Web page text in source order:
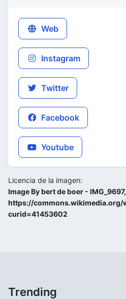
Web
Instagram
Twitter
Facebook
Youtube
Licencia de la imagen:
Image By bert de boer -
https://commons.wikimedia.org/
curid=41453602
Trending